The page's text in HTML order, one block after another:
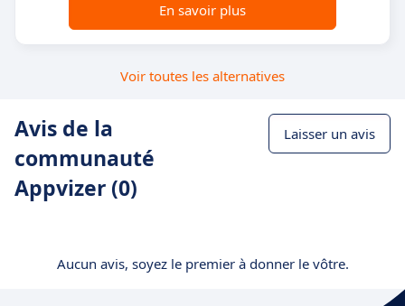
En savoir plus
Voir toutes les alternatives
Avis de la
communauté
Appvizer (0)
Laisser un avis
Aucun avis, soyez le premier à donner le vôtre.